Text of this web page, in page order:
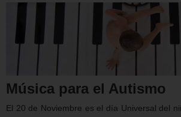
Música para el Autismo
El 20 de Noviembre es el día Universal del